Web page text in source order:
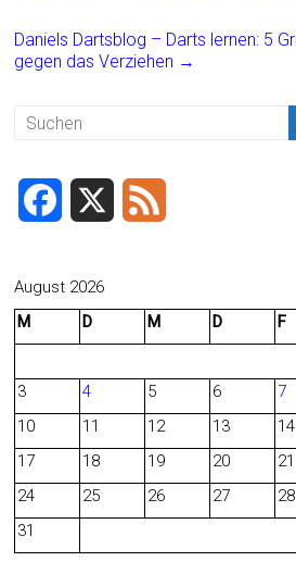
o
Daniels Dartsblog – Darts lernen: 5
gegen das Verziehen →
c
b
o
August 2026
M
D M D F
3
4 5 6 7
10
11 12 13 14
17
18 19 20 21
24
25 26 27 28
31